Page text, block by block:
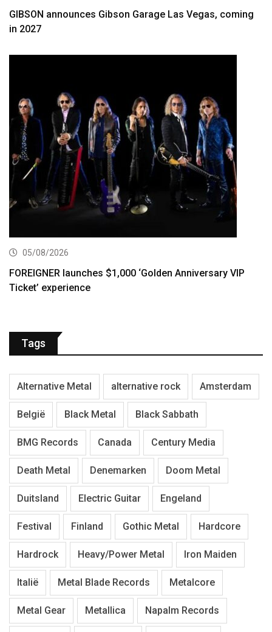
GIBSON announces Gibson Garage Las Vegas, coming
in 2027
05/08/2026
FOREIGNER launches $1,000 ‘Golden Anniversary VIP
Ticket’ experience
Tags
Alternative Metal alternative rock Amsterdam
België Black Metal Black Sabbath
BMG Records Canada Century Media
Death Metal Denemarken Doom Metal
Duitsland Electric Guitar Engeland
Festival Finland Gothic Metal Hardcore
Hardrock Heavy/Power Metal Iron Maiden
Italië Metal Blade Records Metalcore
Metal Gear Metallica Napalm Records